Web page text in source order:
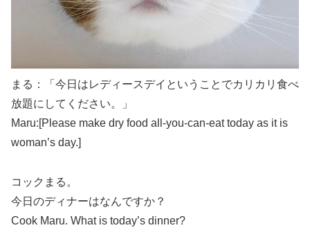
まる：「今日はレディースデイということでカリカリ食べ
放題にしてください。」
Maru:[Please make dry food all-you-can-eat today as it is
woman’s day.]
コックまる。
今日のディナーはなんですか？
Cook Maru. What is today’s dinner?